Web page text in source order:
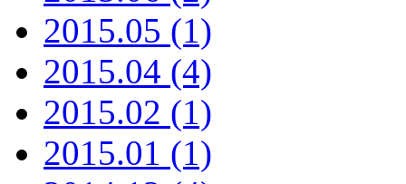
2015.05 (1)
2015.04 (4)
2015.02 (1)
2015.01 (1)